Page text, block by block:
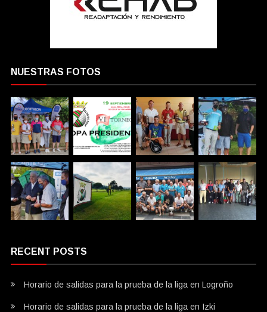
NUESTRAS FOTOS
RECENT POSTS
Horario de salidas para la prueba de la liga en Logroño
Horario de salidas para la prueba de la liga en Izki